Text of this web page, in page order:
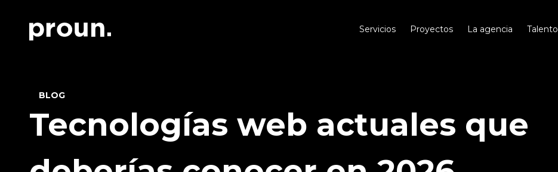
Servicios Proyectos La agencia Talento
BLOG
Tecnologías web actuales que